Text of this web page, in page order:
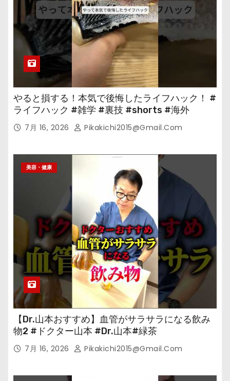
やると損する！本気で後悔したライフハック！ #
ライフハック #雑学 #裏技 #shorts #海外
7月 16, 2026 Pikakichi2015@gmail.com
美容・健康
【Dr.山本おすすめ】血管がサラサラになる飲み
物2 #ドクター山本 #Dr.山本#緑茶
7月 16, 2026 Pikakichi2015@gmail.com